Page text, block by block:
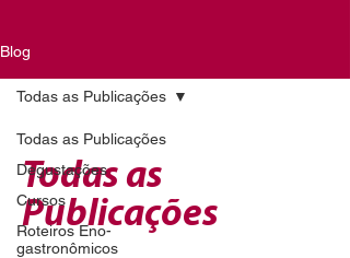
Blog
Todas as Publicações
Degustações
Cursos
Roteiros Eno-
gastronômicos
Todas as Publicações
Todas as
Publicações